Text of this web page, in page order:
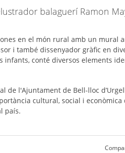
balaguerí Ramon
en el món rural amb un mural
i també dissenyador gràfic en
infants, conté diversos elements
de l'Ajuntament de Bell-lloc
cultural, social i econòmica
país.